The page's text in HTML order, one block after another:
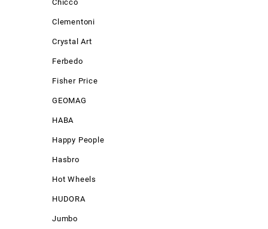
Chicco
Clementoni
Crystal Art
Ferbedo
Fisher Price
GEOMAG
HABA
Happy People
Hasbro
Hot Wheels
HUDORA
Jumbo